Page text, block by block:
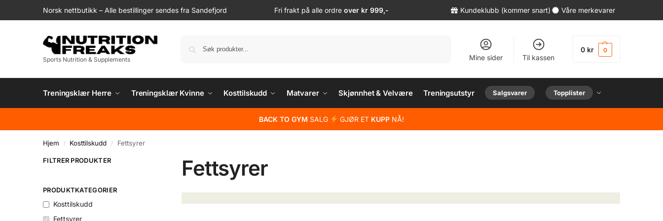
Norsk nettbutikk – Alle bestillinger sendes fra Sandefjord Fri frakt på alle ordre over kr 999,- Kundeklubb (kommer snart) Våre merkevarer
Sports Nutrition & Supplements Mine sider Til kassen
0 kr 0
Treningsklær Herre Treningsklær Kvinne Kosttilskudd Matvarer Skjønnhet & Velvære Treningsutstyr Salgsvarer Topplister
BACK TO GYM SALG GJØR ETKUPP NÅ!
Hjem / Kosttilskudd / Fettsyrer
Fettsyrer
FILTRER PRODUKTER
PRODUKTKATEGORIER
Kosttilskudd
Fettsyrer